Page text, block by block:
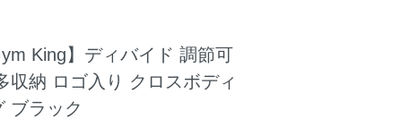
King】ディバイド 調節可
収納 ロゴ入り クロスボディ
ブラック